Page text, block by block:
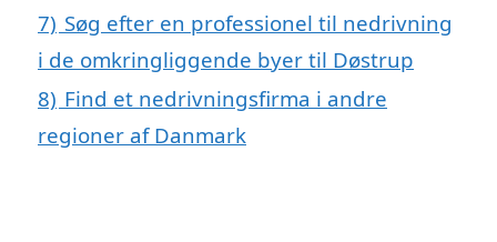
7) Søg efter en professionel til nedrivning
i de omkringliggende byer til Døstrup
8) Find et nedrivningsfirma i andre
regioner af Danmark